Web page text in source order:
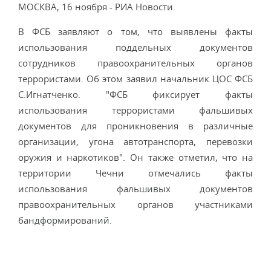
МОСКВА, 16 ноября - РИА Новости.
В ФСБ заявляют о том, что выявлены факты
использования поддельных документов
сотрудников правоохранительных органов
террористами. Об этом заявил начальник ЦОС ФСБ
С.Игнатченко. "ФСБ фиксирует факты
использования террористами фальшивых
документов для проникновения в различные
организации, угона автотранспорта, перевозки
оружия и наркотиков". Он также отметил, что на
территории Чечни отмечались факты
использования фальшивых документов
правоохранительных органов участниками
бандформирований.